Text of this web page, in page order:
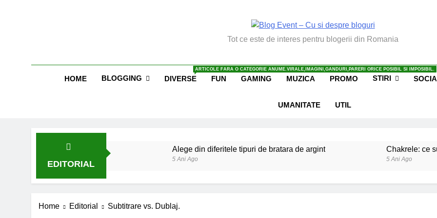
Blog Event – Cu Si Despre
Tot ce este de interes pentru blogerii din Romania
HOME BLOGGING DIVERSE
ARTICOLE FARA O CATEGORIE ANUME.VIRALE,IMAGINI,GANDURI,PARERI ORICE POSIBIL SI IMPOSIBIL.
FUN GAMING MUZICA PROMO STIRI
UMANITATE UTIL
EDITORIAL
Alege din diferitele tipuri de bratara de argint
5 Ani Ago
Chakrele: ce
5 Ani Ago
6 Ani Ago 6 Ani Ago
6 Ani Ago
Home Editorial Subtitrare vs. Dublaj.